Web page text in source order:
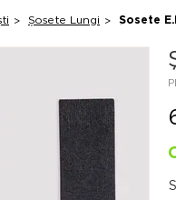
Șosete Lungi Şosete